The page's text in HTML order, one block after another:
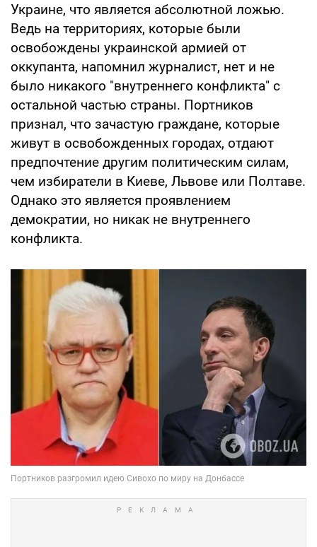
Украине, что является абсолютной ложью.
Ведь на территориях, которые были
освобождены украинской армией от
оккупанта, напомнил журналист, нет и не
было никакого "внутреннего конфликта" с
остальной частью страны. Портников
признал, что зачастую граждане, которые
живут в освобожденных городах, отдают
предпочтение другим политическим силам,
чем избиратели в Киеве, Львове или Полтаве.
Однако это является проявлением
демократии, но никак не внутреннего
конфликта.